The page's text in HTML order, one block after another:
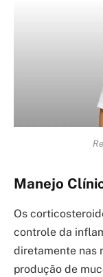
Manejo
Os
controle da
diretamente nas
produção de